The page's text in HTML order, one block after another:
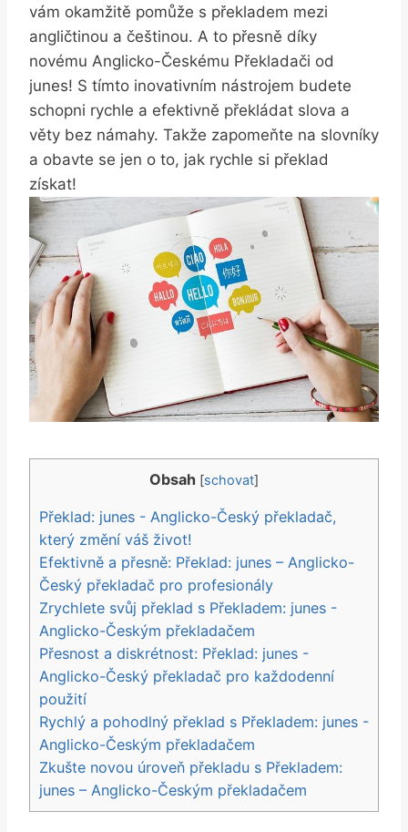
⁤vám okamžitě pomůže ‍s překladem mezi
angličtinou ​a češtinou. A⁣ to přesně díky
novému Anglicko-Českému Překladači od
junes! S tímto inovativním ⁢nástrojem budete
schopni rychle a efektivně překládat slova a
věty bez námahy. Takže zapomeňte na ⁣slovníky
a obavte se ‌jen o to, jak rychle si překlad
získat!
Obsah [schovat]
Překlad: junes -⁤ Anglicko-Český překladač,
který ⁢změní váš život!
Efektivně a přesně: Překlad: junes – Anglicko-
Český překladač⁢ pro profesionály
Zrychlete⁢ svůj překlad ⁣s ⁤Překladem: junes​ -⁤
Anglicko-Českým překladačem
Přesnost​ a diskrétnost:⁣ Překlad:‍ junes ⁢-
‍Anglicko-Český ‌překladač ‍pro každodenní​
použití
Rychlý a pohodlný ⁢překlad s ⁤Překladem:‍ junes ⁢-⁣
Anglicko-Českým překladačem
Zkušte ​novou úroveň překladu s Překladem:
junes‍ – Anglicko-Českým překladačem